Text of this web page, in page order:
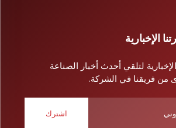
الإخبارية
لتلقي أحدث أخبار الصناعة
من فريقنا في الشركة.
اشترك